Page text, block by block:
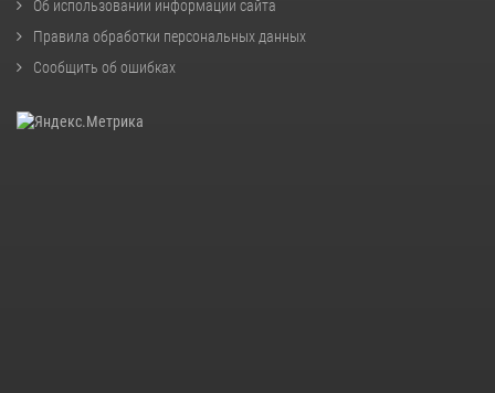
Об использовании информации сайта
Правила обработки персональных данных
Сообщить об ошибках